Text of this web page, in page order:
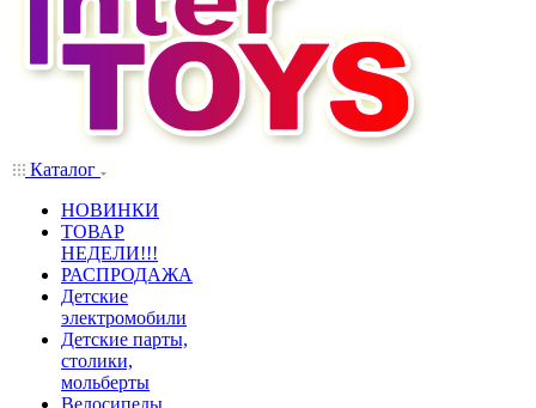
Каталог
НОВИНКИ
ТОВАР
НЕДЕЛИ!!!
РАСПРОДАЖА
Детские
электромобили
Детские парты,
столики,
мольберты
Велосипеды